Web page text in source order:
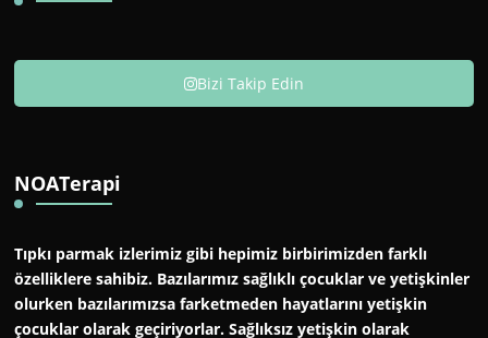
Bizi Takip Edin
NOATerapi
Tıpkı parmak izlerimiz gibi hepimiz birbirimizden farklı
özelliklere sahibiz. Bazılarımız sağlıklı çocuklar ve yetişkinler
olurken bazılarımızsa farketmeden hayatlarını yetişkin
çocuklar olarak geçiriyorlar. Sağlıksız yetişkin olarak